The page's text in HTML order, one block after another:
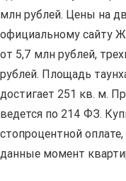
млн рублей. Цены на
официальному сайту
от 5,7 млн рублей,
рублей. Площадь
достигает 251 кв. м.
ведется по 214 ФЗ.
стопроцентной
данные момент